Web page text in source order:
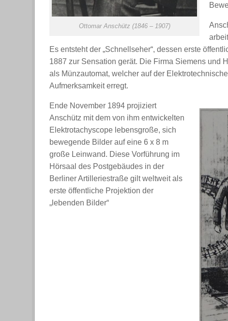
Ottomar Anschütz (1846 – 1907)
Es entsteht der „Schnellseher“, dessen erste
1887 zur Sensation gerät. Die Firma Siemens und
als Münzautomat, welcher auf der
Aufmerksamkeit erregt.
Ende November 1894 projiziert
Anschütz mit dem von ihm entwickelten
Elektrotachyscope lebensgroße, sich
bewegende Bilder auf eine 6 x 8 m
große Leinwand. Diese Vorführung im
Hörsaal des Postgebäudes in der
Berliner Artilleriestraße gilt weltweit als
erste öffentliche Projektion der
„lebenden Bilder“